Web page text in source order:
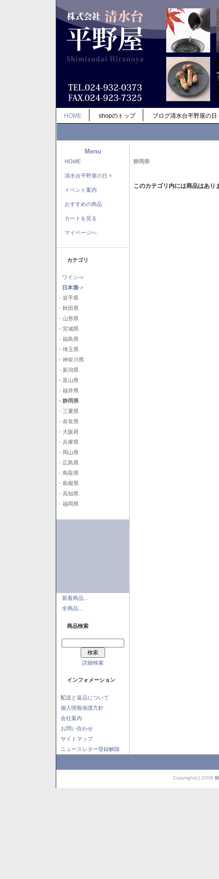
HOME shopのトップ ブログ清水台平野屋の日
Menu
HOME
清水台平野屋の日々
イベント案内
おすすめの商品
カートを見る
マイページへ
カテゴリ
ワイン->
日本酒->
- 岩手県
- 秋田県
- 山形県
- 宮城県
- 福島県
- 埼玉県
- 神奈川県
- 新潟県
- 富山県
- 福井県
- 静岡県
- 三重県
- 奈良県
- 大阪府
- 兵庫県
- 岡山県
- 広島県
- 鳥取県
- 島根県
- 高知県
- 福岡県
新着商品...
全商品...
商品検索
詳細検索
インフォメーション
配送と返品について
個人情報保護方針
会社案内
お問い合わせ
サイトマップ
ニュースレター登録解除
静岡県
このカテゴリ内には商品はあり
Copyright(c) 2008